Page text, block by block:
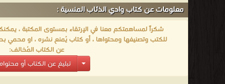
معلومات عن كتاب وادي الذئاب المنسية :
شكراً لمساهمتكم معنا في الإرتقاء بمستوى المكتبة ،
للكتب وتصنيفها ومحتواها ، أو كتاب يُمنع نشره ، او محمي
عن الكتاب المُخالف:
تبليغ عن الكتاب أو محتواه